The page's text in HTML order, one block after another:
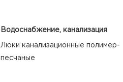
Водоснабжение, канализация
Люки канализационные полимер-
песчаные